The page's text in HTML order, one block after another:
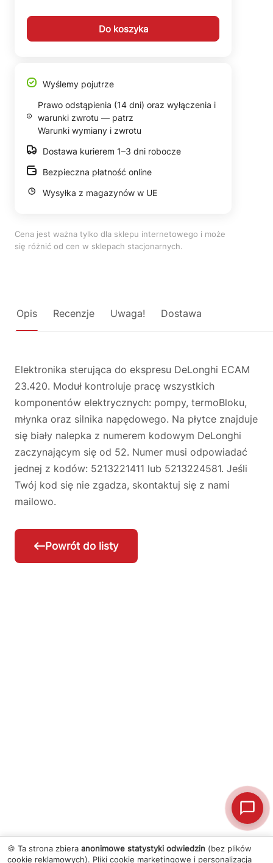
Do koszyka
Wyślemy pojutrze
Prawo odstąpienia (14 dni) oraz wyłączenia i
warunki zwrotu — patrz
Warunki wymiany i zwrotu
Dostawa kurierem 1–3 dni robocze
Bezpieczna płatność online
Wysyłka z magazynów w UE
Cena jest ważna tylko dla sklepu internetowego i może
się różnić od cen w sklepach stacjonarnych.
Opis Recenzje Uwaga! Dostawa
Elektronika sterująca do ekspresu DeLonghi ECAM
23.420. Moduł kontroluje pracę wszystkich
komponentów elektrycznych: pompy, termoBloku,
młynka oraz silnika napędowego. Na płytce znajduje
się biały nalepka z numerem kodowym DeLonghi
zaczynającym się od 52. Numer musi odpowiadać
jednej z kodów: 5213221411 lub 5213224581. Jeśli
Twój kod się nie zgadza, skontaktuj się z nami
mailowo.
Powrót do listy
🍪 Ta strona zbiera anonimowe statystyki odwiedzin (bez plików
cookie reklamowych). Pliki cookie marketingowe i personalizacja